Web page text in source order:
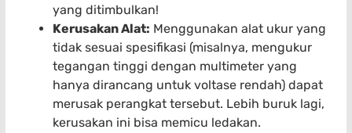
yang ditimbulkan!
Kerusakan Alat: Menggunakan alat ukur yang
tidak sesuai spesifikasi (misalnya, mengukur
tegangan tinggi dengan multimeter yang
hanya dirancang untuk voltase rendah) dapat
merusak perangkat tersebut. Lebih buruk lagi,
kerusakan ini bisa memicu ledakan.